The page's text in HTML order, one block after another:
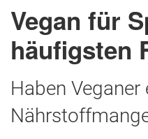
Vegan für
häufigsten
Haben Veganer